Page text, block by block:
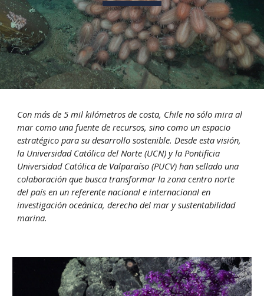
Con más de 5 mil kilómetros de costa, Chile no sólo mira al
mar como una fuente de recursos, sino como un espacio
estratégico para su desarrollo sostenible. Desde esta visión,
la Universidad Católica del Norte (UCN) y la Pontificia
Universidad Católica de Valparaíso (PUCV) han sellado una
colaboración que busca transformar la zona centro norte
del país en un referente nacional e internacional en
investigación oceánica, derecho del mar y sustentabilidad
marina.